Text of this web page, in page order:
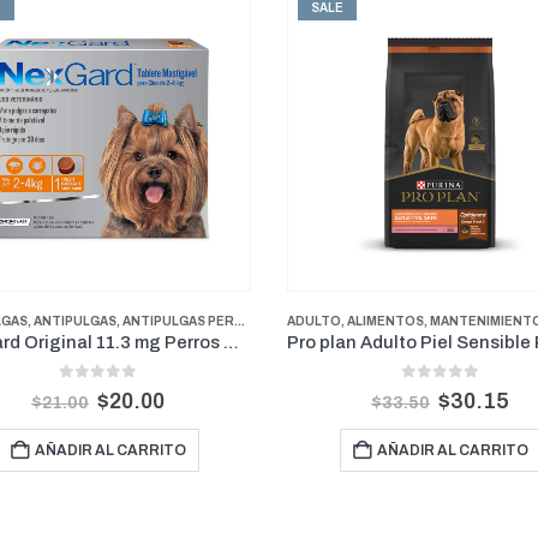
, FARMACIA, PERROS,PROMOCIONES
,ALIMENTOS ,MANTENIMIENTO, PERROS
Pro plan Adulto Piel Sensible Raza Mediana y Grande 3kg
out of 5
$33.50 $30.15
AÑADIR AL CARRITO
SALE
ANTIPULGAS, ANTIPULGAS ,ANTIPULGAS PERROS
out of 5
$33.00 $29.70
AÑADIR AL CARRITO